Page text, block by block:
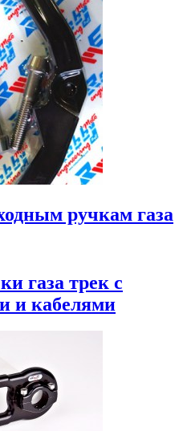
ручкам газа
газа трек с
и кабелями